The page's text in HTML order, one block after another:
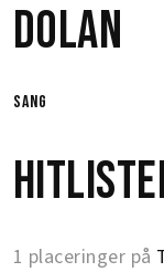
Dolan
sang
1 placeringer på